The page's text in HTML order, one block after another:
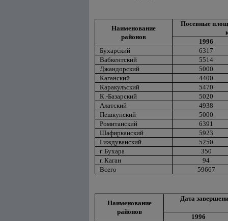
Наименование
районов
Посевные
1996
Бухарский
6317
Вабкентский
5514
Джандорский
5000
Каганский
4400
Каракульский
5470
К.-Базарский
5020
Алатский
4938
Пешкунский
5000
Ромитанский
6391
Шафирканский
5923
Гиждуванский
5250
г. Бухара
350
г. Каган
94
Всего
59667
Наименование
районов
Дата
1996